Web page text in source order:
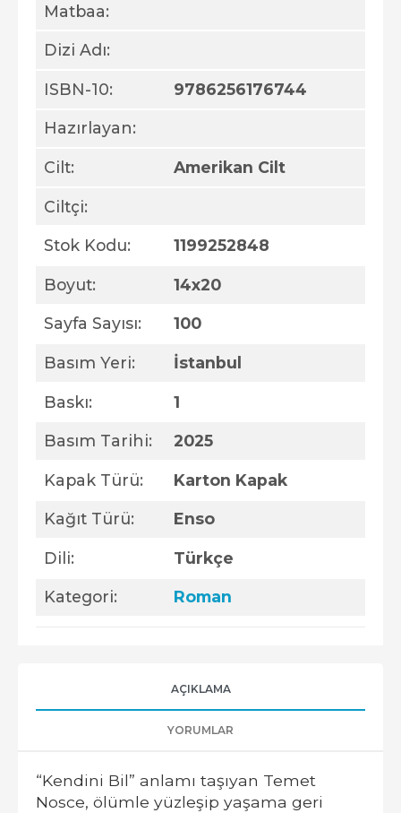
Matbaa:
Dizi Adı:
ISBN-10: 9786256176744
Hazırlayan:
Cilt: Amerikan Cilt
Ciltçi:
Stok Kodu: 1199252848
Boyut: 14x20
Sayfa Sayısı: 100
Basım Yeri: İstanbul
Baskı: 1
Basım Tarihi: 2025
Kapak Türü: Karton Kapak
Kağıt Türü: Enso
Dili: Türkçe
Kategori: Roman
AÇIKLAMA
YORUMLAR
“Kendini Bil” anlamı taşıyan Temet
Nosce, ölümle yüzleşip yaşama geri